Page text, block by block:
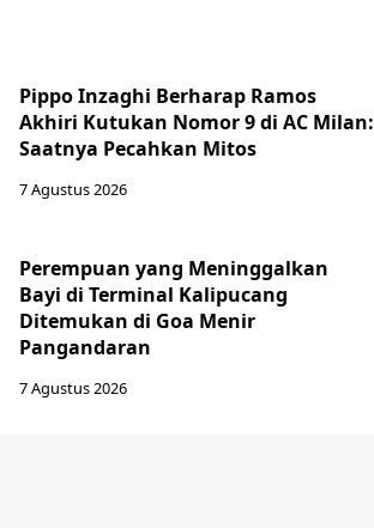
Pippo Inzaghi Berharap Ramos
Akhiri Kutukan Nomor 9 di AC Milan:
Saatnya Pecahkan Mitos
7 Agustus 2026
Perempuan yang Meninggalkan
Bayi di Terminal Kalipucang
Ditemukan di Goa Menir
Pangandaran
7 Agustus 2026